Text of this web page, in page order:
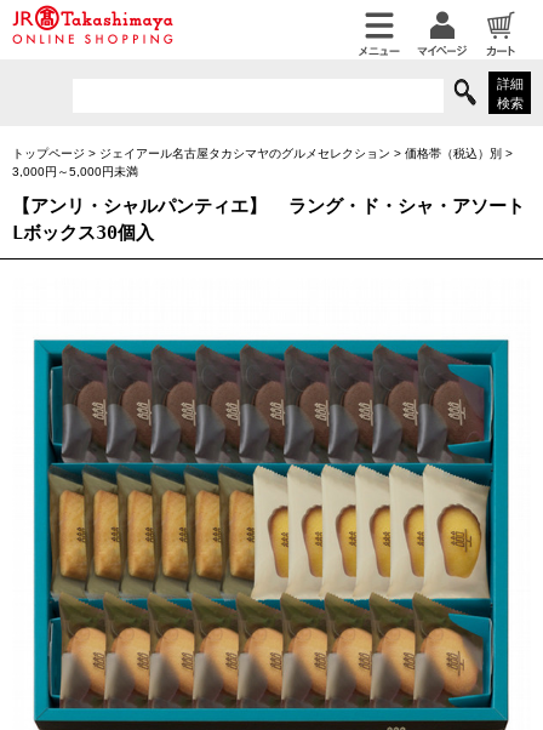
詳細
検索
トップページ > ジェイアール名古屋タカシマヤのグルメセレクション > 価格帯（税込）別 >
3,000円～5,000円未満
【アンリ・シャルパンティエ】 ラング・ド・シャ・アソート
Lボックス30個入